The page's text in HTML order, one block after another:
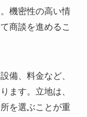
機密性の高い情
商談を進めるこ
備、料金など、
ます。立地は、
を選ぶことが重